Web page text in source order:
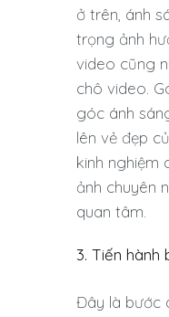
ở trên, ánh
trọng ảnh
video cũng
chô video.
góc ánh
lên vẻ đẹp
kinh nghiệm
ảnh chuyên
quan tâm.
3. Tiến
Đây là bước